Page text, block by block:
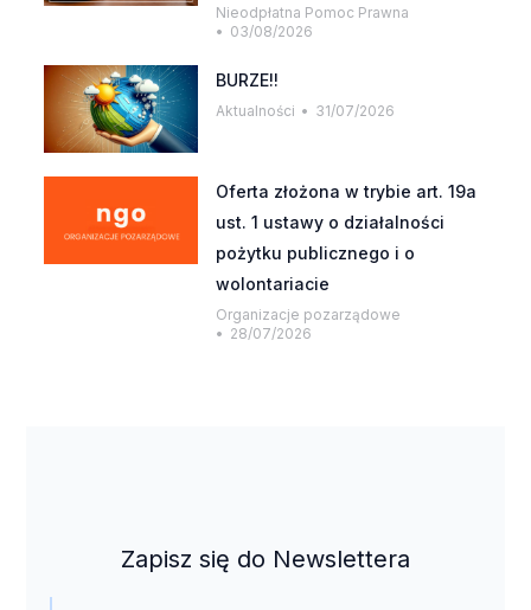
Nieodpłatna Pomoc Prawna
03/08/2026
BURZE!!
Aktualności 31/07/2026
Oferta złożona w trybie art. 19a
ust. 1 ustawy o działalności
pożytku publicznego i o
wolontariacie
Organizacje pozarządowe
28/07/2026
Zapisz się do Newslettera